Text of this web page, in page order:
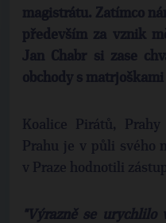
magistrátu. Zatímco
především za vznik
Jan Chabr si zase
obchody s
Koalice Pirátů,
Prahu je v půli svého
v Praze hodnotili
"Výrazně se urychlilo